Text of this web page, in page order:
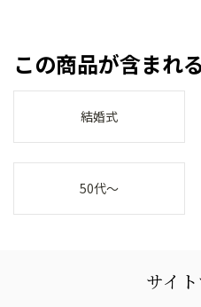
この商品が含まれ
結婚式
50代～
サイ